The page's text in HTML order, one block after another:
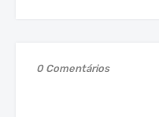
0 Comentários